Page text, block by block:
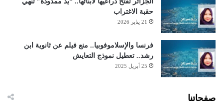
حقبة الاغتراب
21 يناير 2026
فرنسا والإسلاموفوبيا.. منع فيلم عن ثانوية ابن
رشد.. تعطيل نموذج التعايش
25 أبريل 2025
صفحاتنا